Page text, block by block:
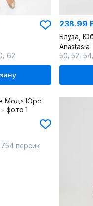
62
238.99
Блуза,
Anastasia
50 52 54
персик